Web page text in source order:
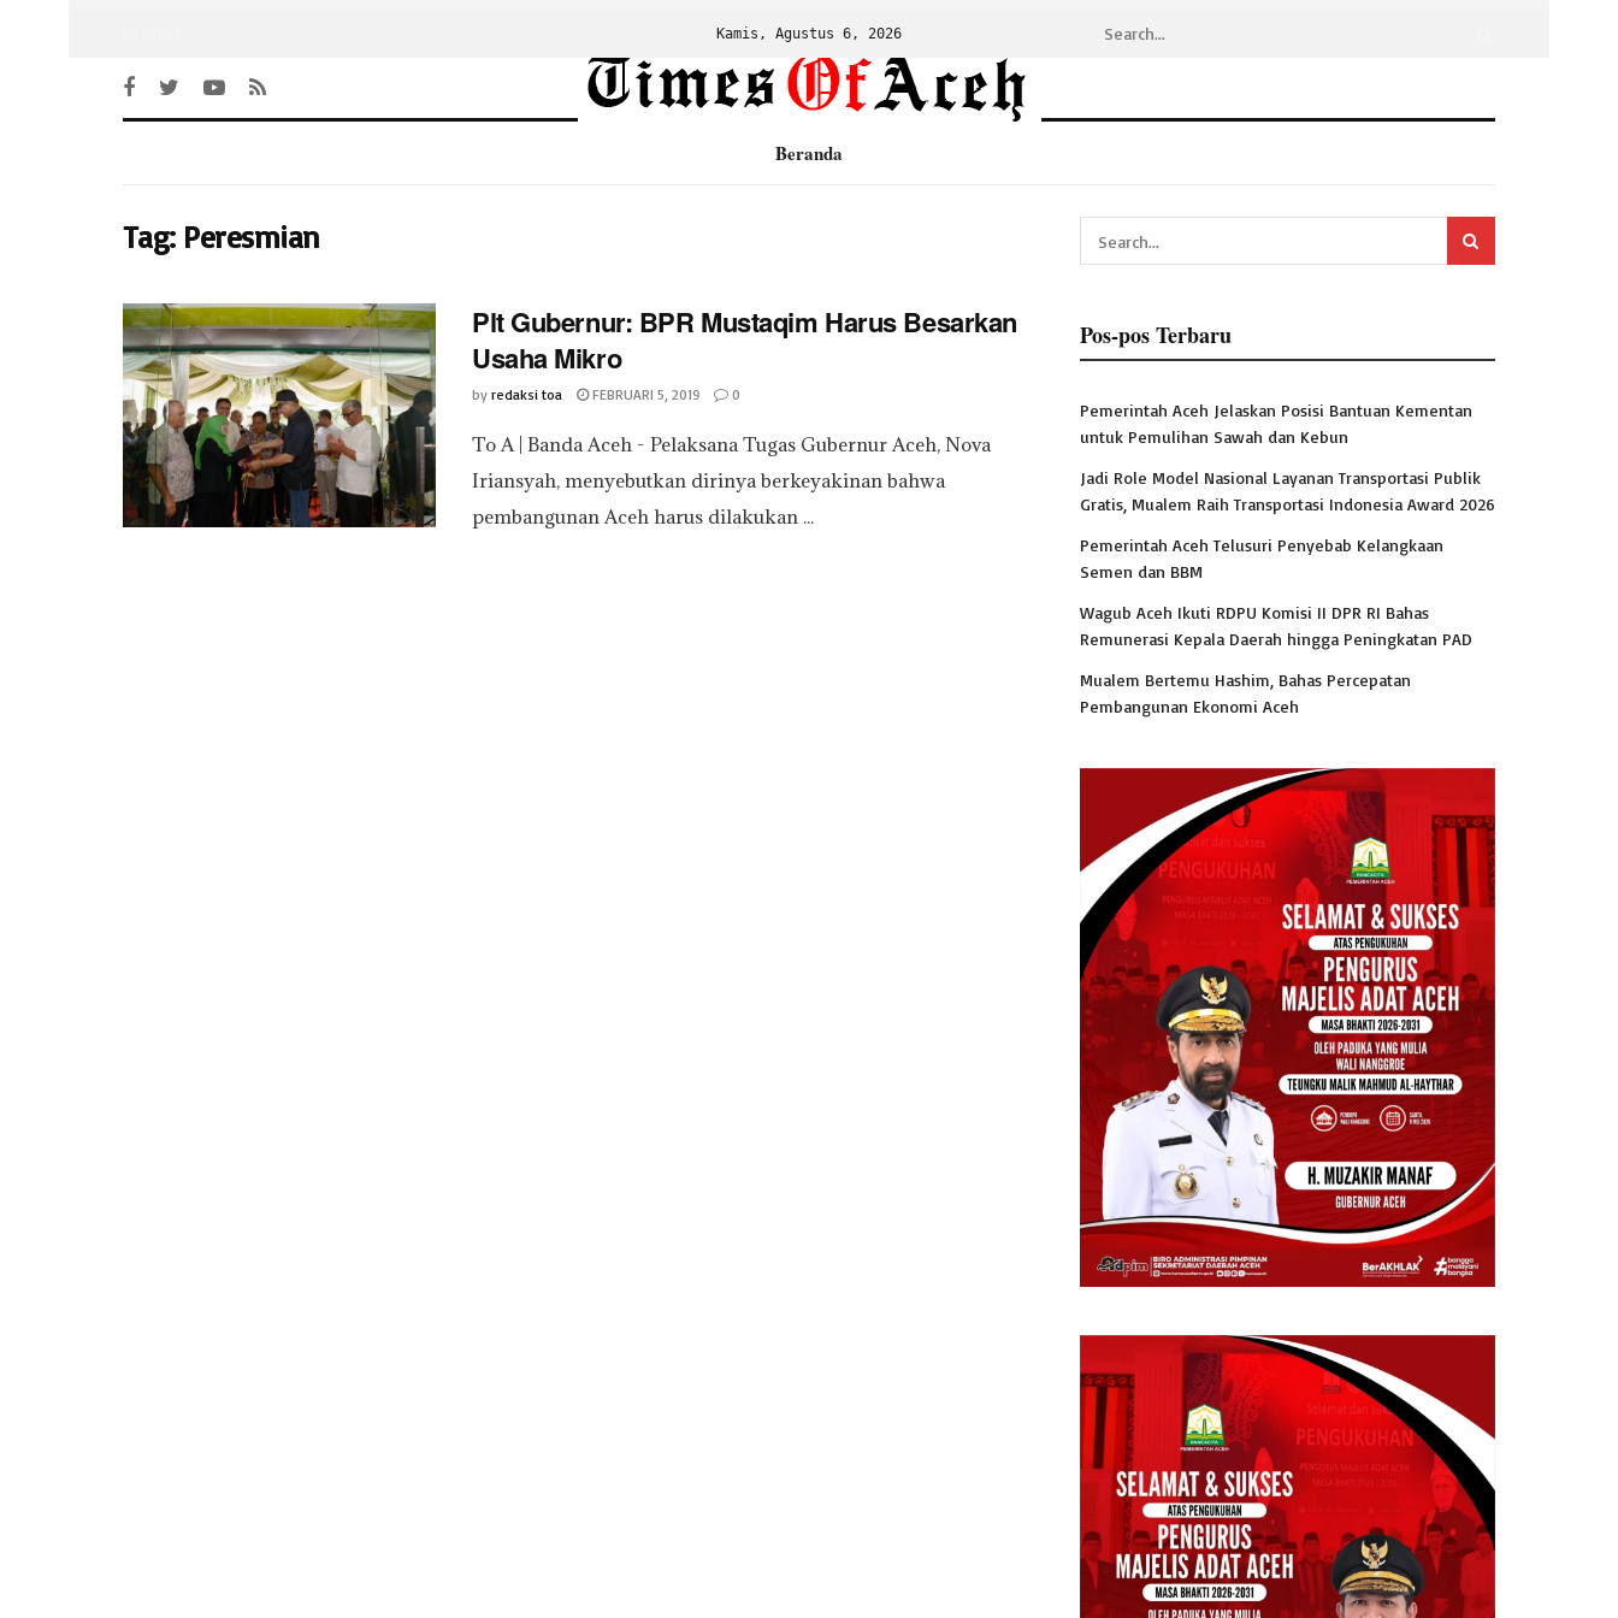
Kamis, Agustus 6, 2026
Beranda
Tag: Peresmian
Plt Gubernur: BPR Mustaqim Harus Besarkan
Usaha Mikro
by redaksi toa FEBRUARI 5, 2019 0
To A | Banda Aceh - Pelaksana Tugas Gubernur Aceh, Nova
Iriansyah, menyebutkan dirinya berkeyakinan bahwa
pembangunan Aceh harus dilakukan ...
Pos-pos Terbaru
Pemerintah Aceh Jelaskan Posisi Bantuan Kementan
untuk Pemulihan Sawah dan Kebun
Jadi Role Model Nasional Layanan Transportasi Publik
Gratis, Mualem Raih Transportasi Indonesia Award 2026
Pemerintah Aceh Telusuri Penyebab Kelangkaan
Semen dan BBM
Wagub Aceh Ikuti RDPU Komisi II DPR RI Bahas
Remunerasi Kepala Daerah hingga Peningkatan PAD
Mualem Bertemu Hashim, Bahas Percepatan
Pembangunan Ekonomi Aceh